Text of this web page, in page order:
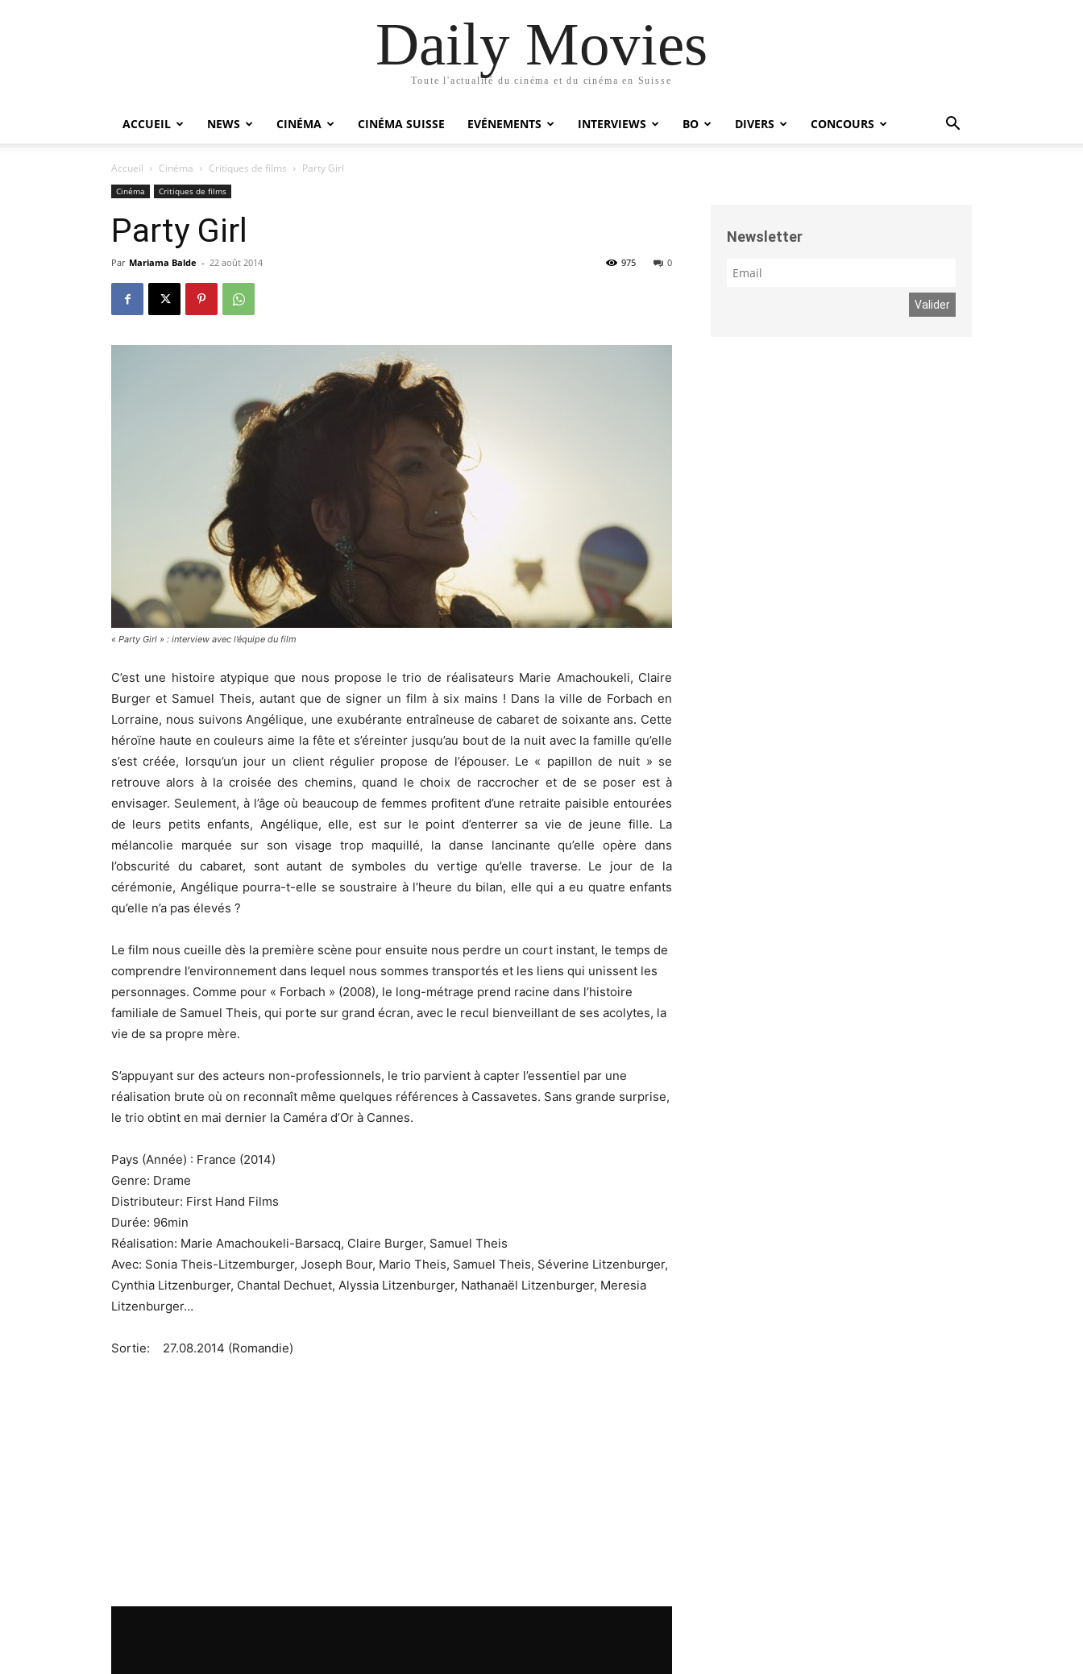
Daily Movies
Toute l'actualité du cinéma et du cinéma en Suisse
ACCUEIL NEWS CINÉMA CINÉMA SUISSE EVÉNEMENTS INTERVIEWS BO DIVERS CONCOURS
Accueil Cinéma Critiques de films Party Girl
Cinéma Critiques de films
Party Girl
Par Mariama Balde - 22 août 2014 0
975
« Party Girl » : interview avec l’équipe du film
C’est une histoire atypique que nous propose le trio de réalisateurs Marie Amachoukeli, Claire
Burger et Samuel Theis, autant que de signer un film à six mains ! Dans la ville de Forbach en
Lorraine, nous suivons Angélique, une exubérante entraîneuse de cabaret de soixante ans. Cette
héroïne haute en couleurs aime la fête et s’éreinter jusqu’au bout de la nuit avec la famille qu’elle
s’est créée, lorsqu’un jour un client régulier propose de l’épouser. Le « papillon de nuit » se
retrouve alors à la croisée des chemins, quand le choix de raccrocher et de se poser est à
envisager. Seulement, à l’âge où beaucoup de femmes profitent d’une retraite paisible entourées
de leurs petits enfants, Angélique, elle, est sur le point d’enterrer sa vie de jeune fille. La
mélancolie marquée sur son visage trop maquillé, la danse lancinante qu’elle opère dans
l’obscurité du cabaret, sont autant de symboles du vertige qu’elle traverse. Le jour de la
cérémonie, Angélique pourra-t-elle se soustraire à l’heure du bilan, elle qui a eu quatre enfants
qu’elle n’a pas élevés ?
Le film nous cueille dès la première scène pour ensuite nous perdre un court instant, le temps de
comprendre l’environnement dans lequel nous sommes transportés et les liens qui unissent les
personnages. Comme pour « Forbach » (2008), le long-métrage prend racine dans l’histoire
familiale de Samuel Theis, qui porte sur grand écran, avec le recul bienveillant de ses acolytes, la
vie de sa propre mère.
S’appuyant sur des acteurs non-professionnels, le trio parvient à capter l’essentiel par une
réalisation brute où on reconnaît même quelques références à Cassavetes. Sans grande surprise,
le trio obtint en mai dernier la Caméra d’Or à Cannes.
Pays (Année) : France (2014)
Genre: Drame
Distributeur: First Hand Films
Durée: 96min
Réalisation: Marie Amachoukeli-Barsacq, Claire Burger, Samuel Theis
Avec: Sonia Theis-Litzemburger, Joseph Bour, Mario Theis, Samuel Theis, Séverine Litzenburger,
Cynthia Litzenburger, Chantal Dechuet, Alyssia Litzenburger, Nathanaël Litzenburger, Meresia
Litzenburger…
Sortie: 27.08.2014 (Romandie)
Newsletter